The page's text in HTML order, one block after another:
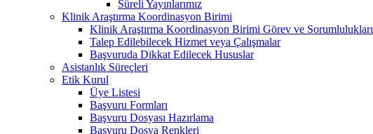
Süreli Yayınlarımız
Klinik Araştırma Koordinasyon Birimi
Klinik Araştırma Koordinasyon Birimi Görev ve Sorumlulukları
Talep Edilebilecek Hizmet veya Çalışmalar
Başvuruda Dikkat Edilecek Hususlar
Asistanlık Süreçleri
Etik Kurul
Üye Listesi
Başvuru Formları
Başvuru Dosyası Hazırlama
Başvuru Dosya Renkleri